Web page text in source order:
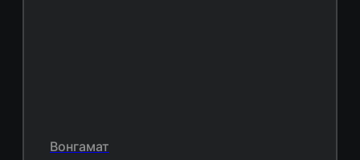
Вонгамат